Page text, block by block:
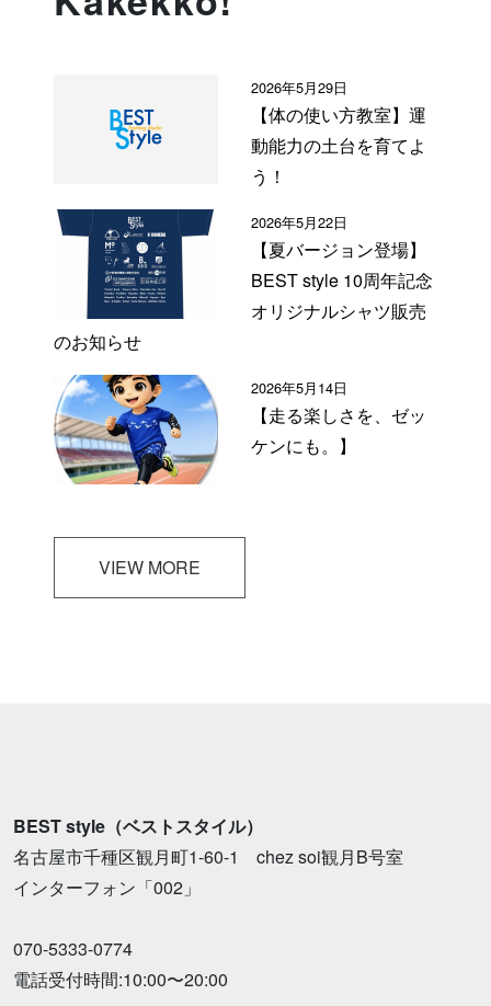
2026年5月29日
【体の使い方教室】運
動能力の土台を育てよ
う！
2026年5月22日
【夏バージョン登場】
BEST style 10周年記念
オリジナルシャツ販売
のお知らせ
2026年5月14日
【走る楽しさを、ゼッ
ケンにも。】
VIEW MORE
BEST style（ベストスタイル）
名古屋市千種区観月町1-60-1 chez soi観月B号室
インターフォン「002」
070-5333-0774
電話受付時間:10:00〜20:00